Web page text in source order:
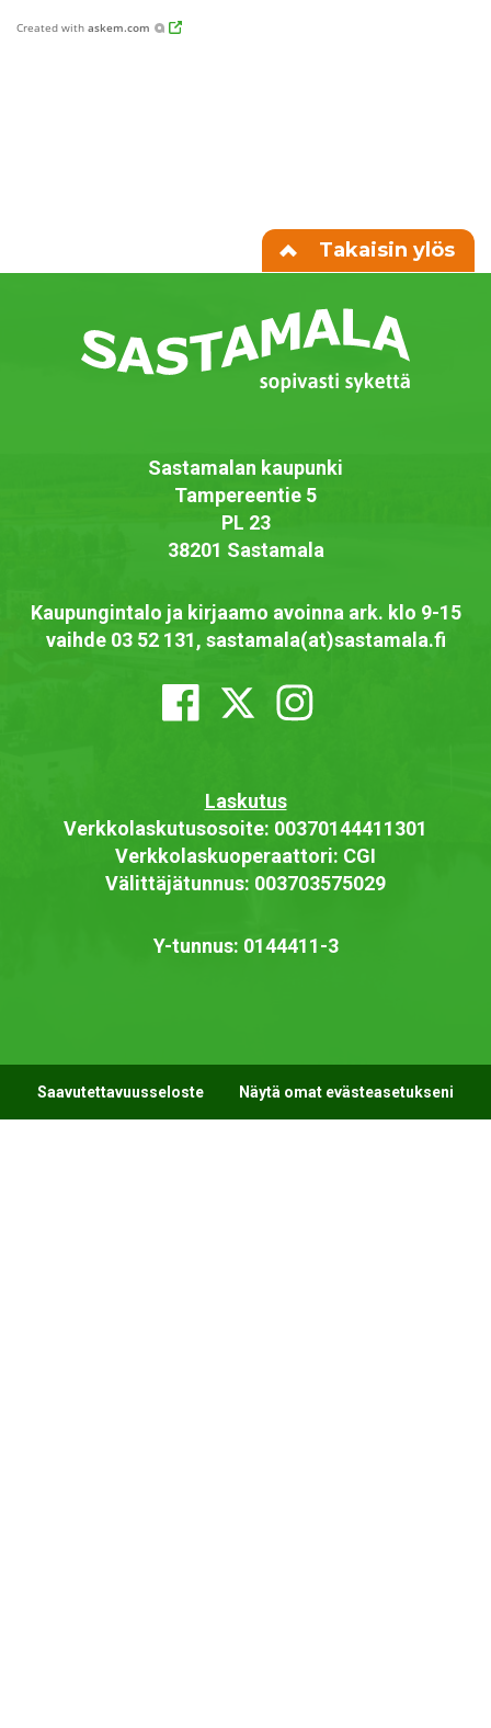
Created with askem.com
Takaisin ylös
Sastamalan kaupunki
Tampereentie 5
PL 23
38201 Sastamala
Kaupungintalo ja kirjaamo avoinna ark. klo 9-15
vaihde 03 52 131, sastamala(at)sastamala.fi
Laskutus
Verkkolaskutusosoite: 00370144411301
Verkkolaskuoperaattori: CGI
Välittäjätunnus: 003703575029
Y-tunnus: 0144411-3
Saavutettavuusseloste Näytä omat evästeasetukseni